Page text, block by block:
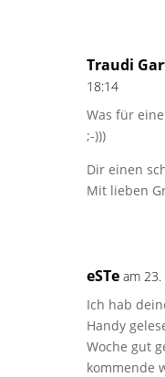
Traudi
18:14
Was für
;-)))
Dir einen
Mit lieben
eSTe am
Ich hab
Handy
Woche gut
kommende